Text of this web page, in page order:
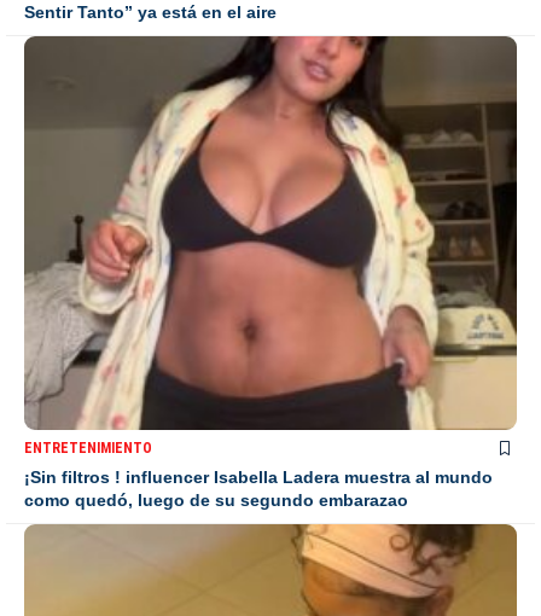
Sentir Tanto” ya está en el aire
ENTRETENIMIENTO
¡Sin filtros ! influencer Isabella Ladera muestra al mundo
como quedó, luego de su segundo embarazao